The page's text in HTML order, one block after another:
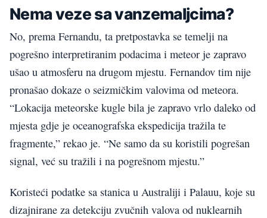
Nema veze sa vanzemaljcima?
No, prema Fernandu, ta pretpostavka se temelji na
pogrešno interpretiranim podacima i meteor je zapravo
ušao u atmosferu na drugom mjestu. Fernandov tim nije
pronašao dokaze o seizmičkim valovima od meteora.
“Lokacija meteorske kugle bila je zapravo vrlo daleko od
mjesta gdje je oceanografska ekspedicija tražila te
fragmente,” rekao je. “Ne samo da su koristili pogrešan
signal, već su tražili i na pogrešnom mjestu.”
Koristeći podatke sa stanica u Australiji i Palauu, koje su
dizajnirane za detekciju zvučnih valova od nuklearnih